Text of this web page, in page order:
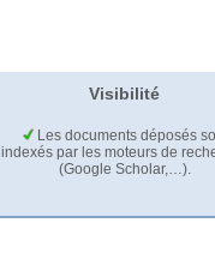
Visibilité
Les documents déposés
indexés par les moteurs de
(Google Scholar,…).